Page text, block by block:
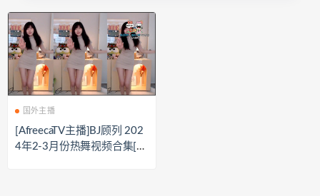
国外主播
[AfreecaTV主播]BJ顾列 202
4年2-3月份热舞视频合集[1